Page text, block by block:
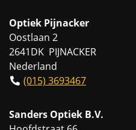
Optiek Pijnacker
Oostlaan 2
2641DK PIJNACKER
Nederland
(015) 3693467
Sanders Optiek B.V.